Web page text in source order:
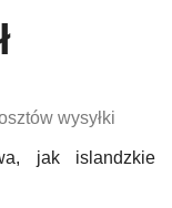
wysyłki
jak islandzkie